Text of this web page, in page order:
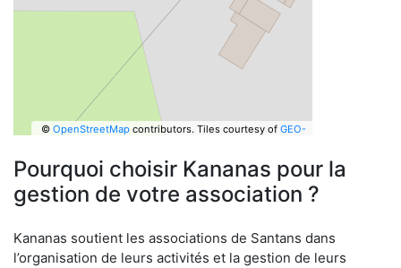
© OpenStreetMapcontributors. Tiles courtesy of GEO-
Pourquoi choisir Kananas pour la
gestion de votre association ?
Kananas soutient les associations de Santans dans
l’organisation de leurs activités et la gestion de leurs